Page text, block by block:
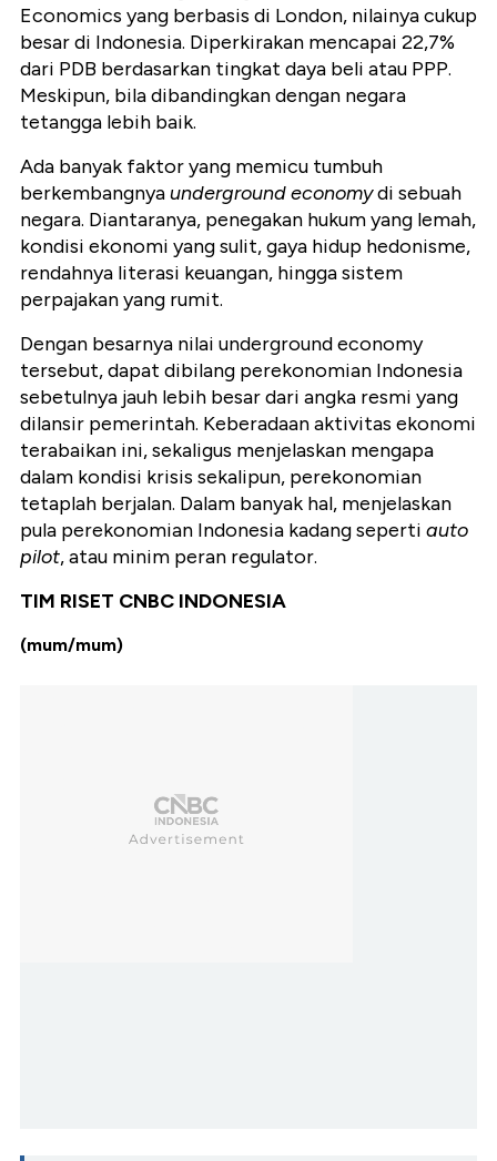
Economics yang berbasis di London, nilainya cukup
besar di Indonesia. Diperkirakan mencapai 22,7%
dari PDB berdasarkan tingkat daya beli atau PPP.
Meskipun, bila dibandingkan dengan negara
tetangga lebih baik.
Ada banyak faktor yang memicu tumbuh
berkembangnyaunderground economydi sebuah
negara. Diantaranya, penegakan hukum yang lemah,
kondisi ekonomi yang sulit, gaya hidup hedonisme,
rendahnya literasi keuangan, hingga sistem
perpajakan yang rumit.
Dengan besarnya nilai underground economy
tersebut, dapat dibilang perekonomian Indonesia
sebetulnya jauh lebih besar dari angka resmi yang
dilansir pemerintah. Keberadaan aktivitas ekonomi
terabaikan ini, sekaligus menjelaskan mengapa
dalam kondisi krisis sekalipun, perekonomian
tetaplah berjalan. Dalam banyak hal, menjelaskan
pula perekonomian Indonesia kadang seperti auto
pilot, atau minim peran regulator.
TIM RISET CNBC INDONESIA
(mum/mum)